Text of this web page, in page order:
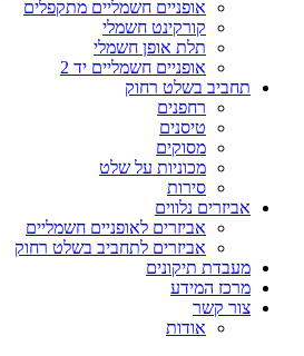
אופניים חשמליים מתקפלים
קורקינט חשמלי
תלת אופן חשמלי
אופניים חשמליים יד 2
תחביב בשלט רחוק
רחפנים
טיסנים
מסוקים
מכוניות על שלט
סירות
אביזרים נלווים
אביזרים לאופניים חשמליים
אביזרים לתחביב בשלט רחוק
מעבדת תיקונים
מרכז המידע
צור קשר
אודות